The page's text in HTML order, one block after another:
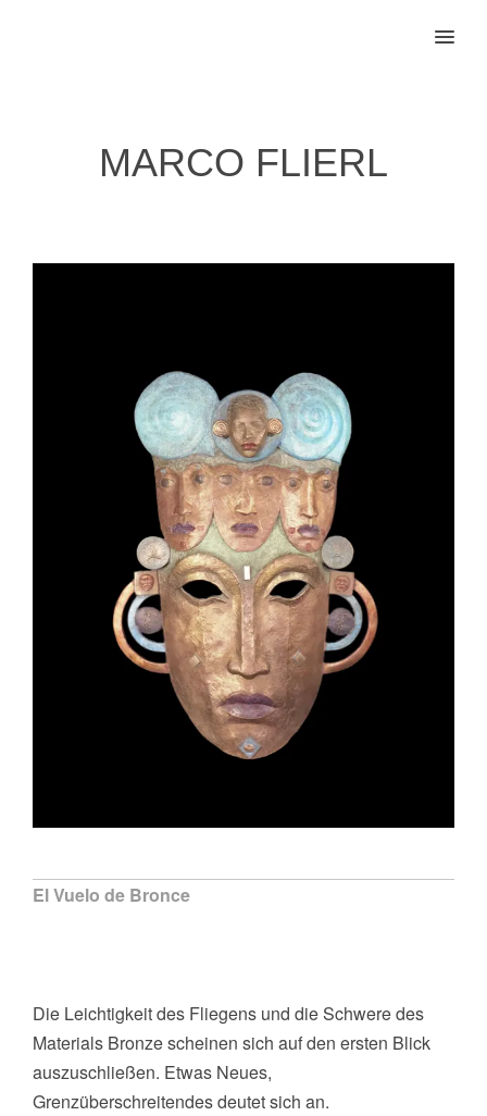
MENU
MARCO FLIERL
El Vuelo de Bronce
Die Leichtigkeit des Fliegens und die Schwere des
Materials Bronze scheinen sich auf den ersten Blick
auszuschließen. Etwas Neues,
Grenzüberschreitendes deutet sich an.